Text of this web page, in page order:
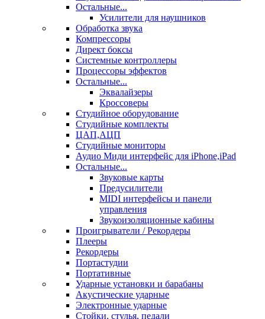
Остальные...
Усилители для наушников
Обработка звука
Компрессоры
Директ боксы
Системные контроллеры
Процессоры эффектов
Остальные...
Эквалайзеры
Кроссоверы
Студийное оборудование
Студийные комплекты
ЦАП,АЦП
Студийные мониторы
Аудио Миди интерфейс для iPhone,iPad
Остальные...
Звуковые карты
Предусилители
MIDI интерфейсы и панели
управления
Звукоизоляционные кабины
Проигрыватели / Рекордеры
Плееры
Рекордеры
Портастудии
Портативные
Ударные установки и барабаны
Акустические ударные
Электронные ударные
Стойки, стулья, педали